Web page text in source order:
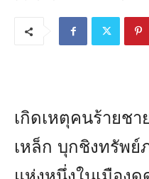
เกิดเหตุคนร้ายช
เหล็ก บุกชิงทรัพย์